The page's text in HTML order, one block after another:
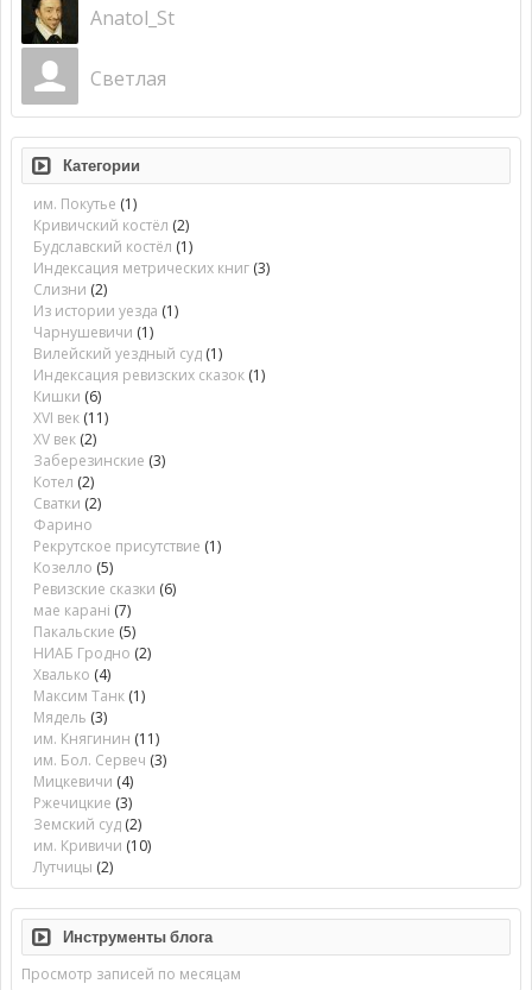
Anatol_St
Светлая
Категории
им. Покутье (1)
Кривичский костёл (2)
Будславский костёл (1)
Индексация метрических книг (3)
Слизни (2)
Из истории уезда (1)
Чарнушевичи (1)
Вилейский уездный суд (1)
Индексация ревизских сказок (1)
Кишки (6)
XVI век (11)
XV век (2)
Заберезинские (3)
Котел (2)
Сватки (2)
Фарино
Рекрутское присутствие (1)
Козелло (5)
Ревизские сказки (6)
мае карані (7)
Пакальские (5)
НИАБ Гродно (2)
Хвалько (4)
Максим Танк (1)
Мядель (3)
им. Княгинин (11)
им. Бол. Сервеч (3)
Мицкевичи (4)
Ржечицкие (3)
Земский суд (2)
им. Кривичи (10)
Лутчицы (2)
Инструменты блога
Просмотр записей по месяцам